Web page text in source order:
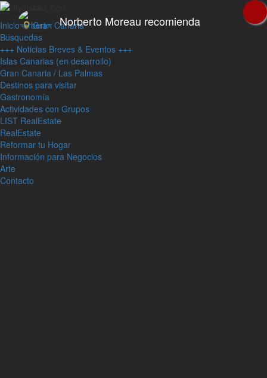
Norberto Moreau recomienda
Inicio
Gran Canaria
Búsquedas
+++ Noticias Breves & Eventos +++
Islas Canarias (en desarrollo)
Gran Canaria / Las Palmas
Destinos para visitar
Gastronomía
Actividades con Grupos
LIST RealEstate
RealEstate
Reformar tu Hogar
Información para Negocios
Arte
Contacto